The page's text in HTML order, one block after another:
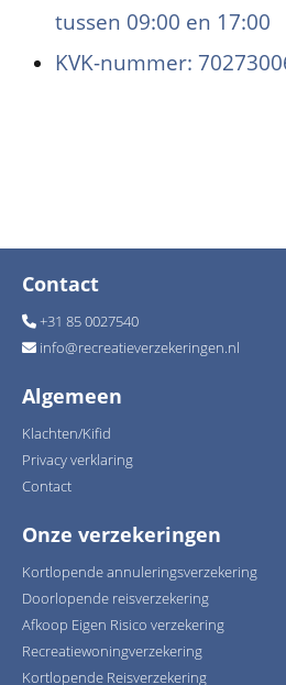
tussen 09:00 en 17:00
KVK-nummer:
Contact
+31 85 0027540
info@recreatieverzekeringen.nl
Algemeen
Klachten/Kifid
Privacy verklaring
Contact
Onze verzekeringen
Kortlopende annuleringsverzekering
Doorlopende reisverzekering
Afkoop Eigen Risico verzekering
Recreatiewoningverzekering
Kortlopende Reisverzekering